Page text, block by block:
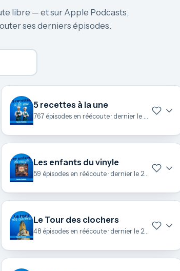
libre — et sur Apple Podcasts,
ses derniers épisodes.
5 recettes à la une
Les enfants du vinyle
59 épisodes en réécoute · dernier le 28 juin
Le Tour des clochers
48 épisodes en réécoute · dernier le 26 juin